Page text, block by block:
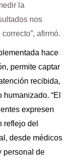
la
nos
afirmó.
hace
permite captar
recibida,
“El
expresen
reflejo del
desde médicos
personal de